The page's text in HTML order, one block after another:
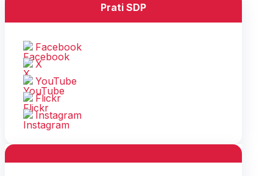
Prati SDP
Facebook
X
YouTube
Flickr
Instagram